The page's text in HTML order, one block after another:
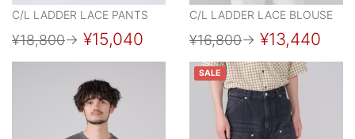
C/L LADDER LACE PANTS
¥18,800→ ¥15,040
C/L LADDER LACE BLOUSE
¥16,800→ ¥13,440
SALE